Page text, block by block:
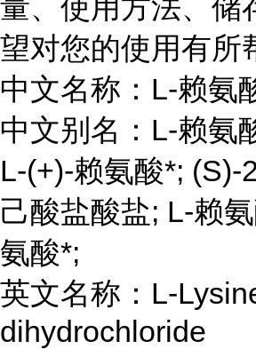
量、使用方法、储
望对您的使用有所
中文名称：L-赖氨
中文别名：L-赖氨
L-(+)-赖氨酸*; (S)-
己酸盐酸盐; L-赖
氨酸*;
英文名称：L-
dihydrochloride